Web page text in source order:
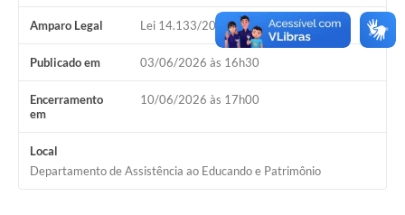
LinksAmparo Legal Lei 14.133/2021, Art 75, II
Publicado em 03/06/2026 às 16h30
Encerramento
em
10/06/2026 às 17h00
Local
Departamento de Assistência ao Educando e Patrimônio